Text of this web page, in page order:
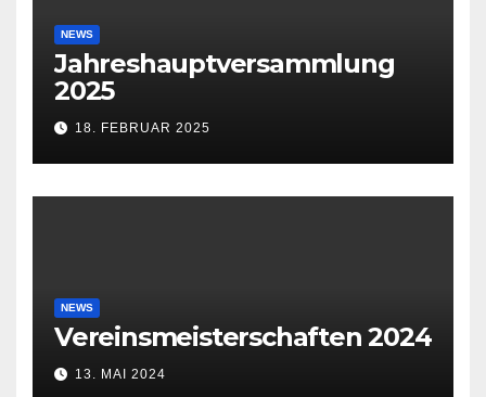
NEWS
Jahreshauptversammlung
2025
18. FEBRUAR 2025
NEWS
Vereinsmeisterschaften 2024
13. MAI 2024